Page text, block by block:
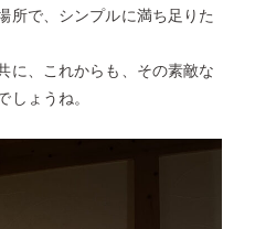
所で、シンプルに満ち足りた
に、これからも、その素敵な
ょうね。